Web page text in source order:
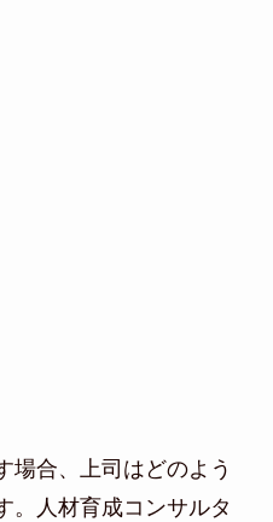
場合、上司はどのよう
。人材育成コンサルタ